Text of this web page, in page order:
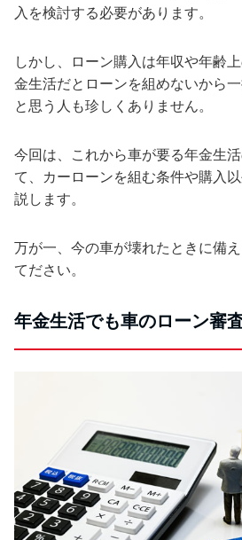
入を検討する必要があります。
しかし、ローン購入は年収や年齢
金生活だとローンを組めないから
と思う人も珍しくありません。
今回は、これから車が要る年金生
て、カーローンを組む条件や購入
説します。
万が一、今の車が壊れたときに備
てださい。
年金生活でも車のローン審